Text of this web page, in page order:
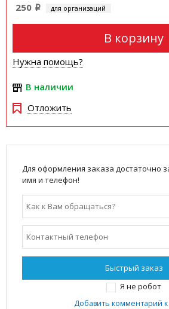
250 i для организаций
В корзину
Нужна помощь?
В наличии
Отложить
Для оформления заказа достаточно
имя и телефон!
Я не робот
Добавить комментарий к